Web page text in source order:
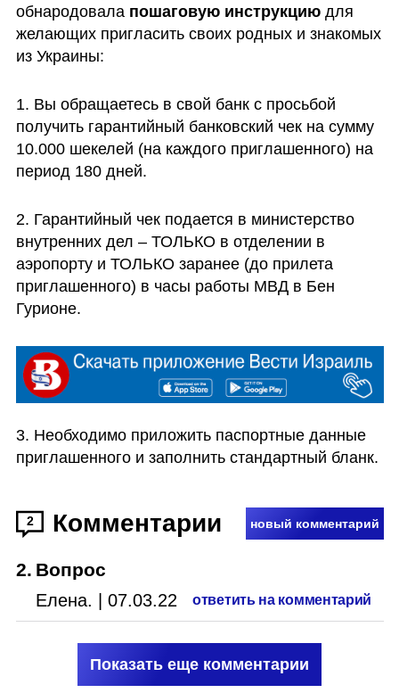
обнародовала пошаговую инструкцию для
желающих пригласить своих родных и знакомых
из Украины:
1. Вы обращаетесь в свой банк с просьбой
получить гарантийный банковский чек на сумму
10.000 шекелей (на каждого приглашенного) на
период 180 дней.
2. Гарантийный чек подается в министерство
внутренних дел – ТОЛЬКО в отделении в
аэропорту и ТОЛЬКО заранее (до прилета
приглашенного) в часы работы МВД в Бен
Гурионе.
3. Необходимо приложить паспортные данные
приглашенного и заполнить стандартный бланк.
2 Комментарии новый комментарий
2. Вопрос
Елена. 07.03.22 ответить на комментарий
Показать еще комментарии